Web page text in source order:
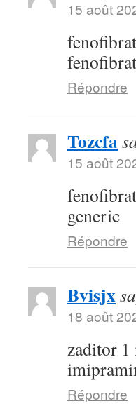
15 août
Répondre
Tozcfa
15 août
generic
Répondre
Bvisjx
18 août
zaditor 1
Répondre